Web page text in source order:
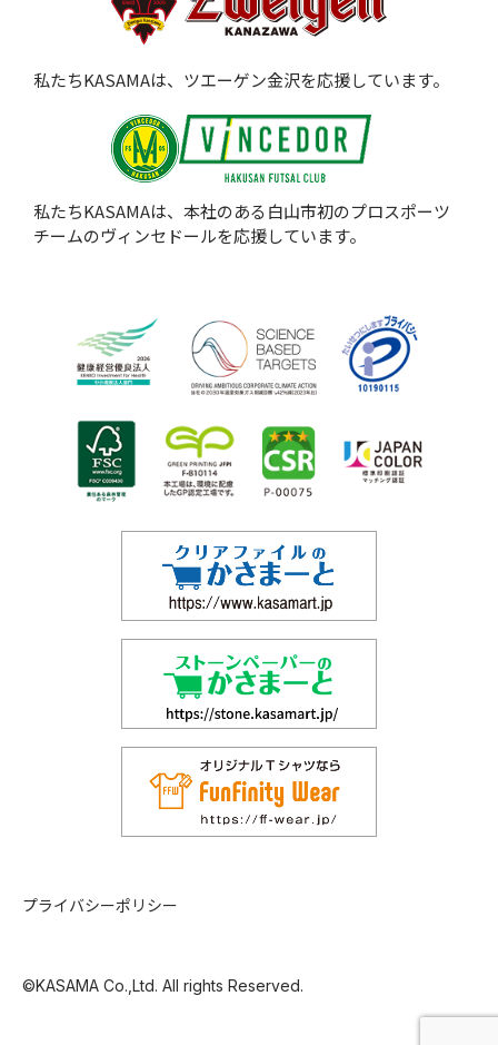
私たちKASAMAは、ツエーゲン金沢を応援しています。
私たちKASAMAは、本社のある白山市初のプロスポーツ
チームのヴィンセドールを応援しています。
©KASAMA Co.,Ltd. All rights Reserved.
プライバシーポリシー